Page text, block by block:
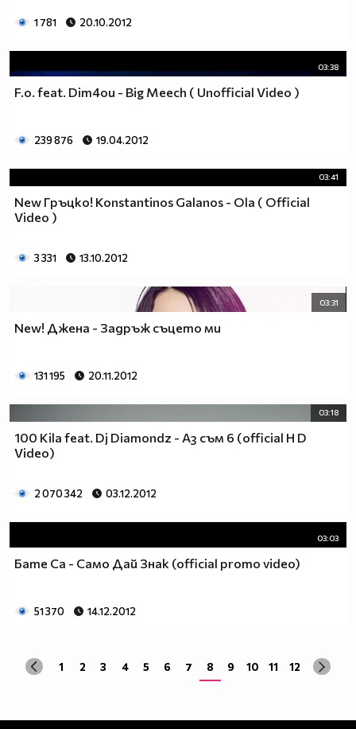
1 781 20.10.2012
03:38
F.o. feat. Dim4ou - Big Meech ( Unofficial Video )
239 876 19.04.2012
03:41
New Гръцко! Konstantinos Galanos - Ola ( Official
Video )
3 331 13.10.2012
03:31
New! Джена - Задръж съцето ми
131 195 20.11.2012
03:18
100 Kila feat. Dj Diamondz - Аз съм 6 (official H D
Video)
2 070 342 03.12.2012
03:03
Бате Са - Само Дай Знаk (official promo video)
51 370 14.12.2012
1 2 3 4 5 6 7 8 9 10 11 12